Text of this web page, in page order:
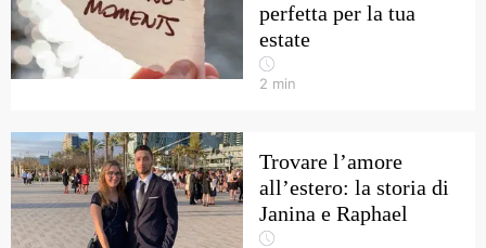
perfetta per la tua
estate
2 min
Trovare l’amore
all’estero: la storia di
Janina e Raphael